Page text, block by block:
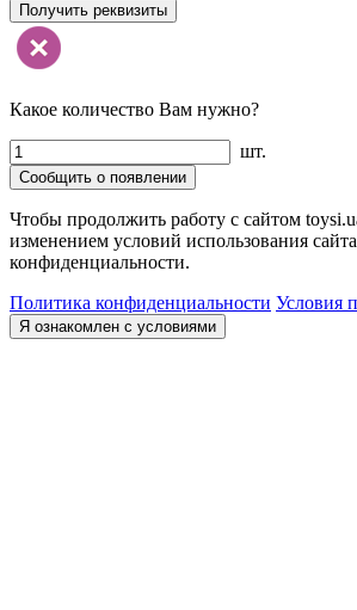
Получить реквизиты
Какое количество Вам нужно?
шт.
Сообщить о появлении
Чтобы продолжить работу с сайтом
изменением условий использования
конфиденциальности.
Политика конфиденциальности Условия
Я ознакомлен с условиями